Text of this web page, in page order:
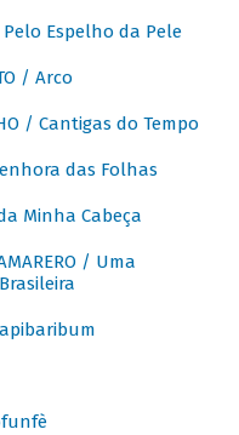
Pelo Espelho da Pele
/ Arco
/ Cantigas do Tempo
das Folhas
Minha Cabeça
/ Uma